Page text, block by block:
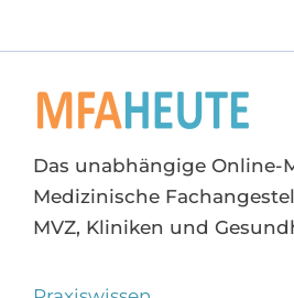
Das unabhängige Online-
Medizinische
MVZ, Kliniken und